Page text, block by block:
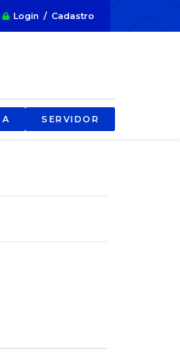
Login / Cadastro
SERVIDOR